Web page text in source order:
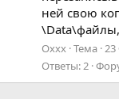
ней свою
\Data\файлы,
Oxxx Тема 23
Ответы: 2